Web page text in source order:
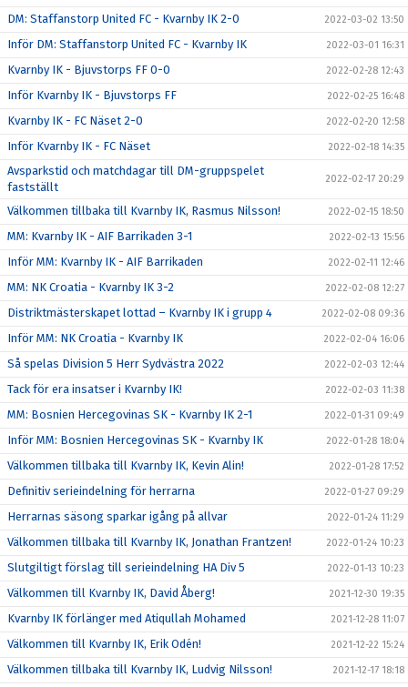
DM: Staffanstorp United FC - Kvarnby IK 2-0 2022-03-02 13:50
Inför DM: Staffanstorp United FC - Kvarnby IK 2022-03-01 16:31
Kvarnby IK - Bjuvstorps FF 0-0 2022-02-28 12:43
Inför Kvarnby IK - Bjuvstorps FF 2022-02-25 16:48
Kvarnby IK - FC Näset 2-0 2022-02-20 12:58
Inför Kvarnby IK - FC Näset 2022-02-18 14:35
Avsparkstid och matchdagar till DM-gruppspelet
fastställt
2022-02-17 20:29
Välkommen tillbaka till Kvarnby IK, Rasmus Nilsson! 2022-02-15 18:50
MM: Kvarnby IK - AIF Barrikaden 3-1 2022-02-13 15:56
Inför MM: Kvarnby IK - AIF Barrikaden 2022-02-11 12:46
MM: NK Croatia - Kvarnby IK 3-2 2022-02-08 12:27
Distriktmästerskapet lottad – Kvarnby IK i grupp 4 2022-02-08 09:36
Inför MM: NK Croatia - Kvarnby IK 2022-02-04 16:06
Så spelas Division 5 Herr Sydvästra 2022 2022-02-03 12:44
Tack för era insatser i Kvarnby IK! 2022-02-03 11:38
MM: Bosnien Hercegovinas SK - Kvarnby IK 2-1 2022-01-31 09:49
Inför MM: Bosnien Hercegovinas SK - Kvarnby IK 2022-01-28 18:04
Välkommen tillbaka till Kvarnby IK, Kevin Alin! 2022-01-28 17:52
Definitiv serieindelning för herrarna 2022-01-27 09:29
Herrarnas säsong sparkar igång på allvar 2022-01-24 11:29
Välkommen tillbaka till Kvarnby IK, Jonathan Frantzen! 2022-01-24 10:23
Slutgiltigt förslag till serieindelning HA Div 5 2022-01-13 10:23
Välkommen till Kvarnby IK, David Åberg! 2021-12-30 19:35
Kvarnby IK förlänger med Atiqullah Mohamed 2021-12-28 11:07
Välkommen till Kvarnby IK, Erik Odén! 2021-12-22 15:24
Välkommen tillbaka till Kvarnby IK, Ludvig Nilsson! 2021-12-17 18:18